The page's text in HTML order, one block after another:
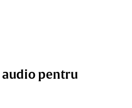
audio pentru